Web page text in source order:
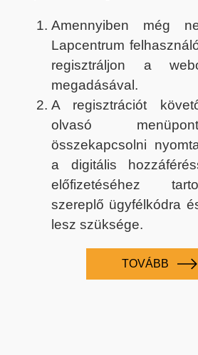
Amennyiben még
Lapcentrum
regisztráljon a
megadásával.
A regisztrációt
olvasó
összekapcsolni
a digitális
előfizetéséhez
szereplő ügyfélkódra
lesz szüksége.
TOVÁBB